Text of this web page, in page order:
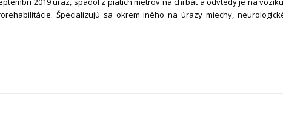
Špecializujú sa okrem iného na úrazy miechy,